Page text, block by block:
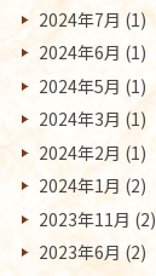
2024年7月 (1)
2024年6月 (1)
2024年5月 (1)
2024年3月 (1)
2024年2月 (1)
2024年1月 (2)
2023年11月 (2)
2023年6月 (2)